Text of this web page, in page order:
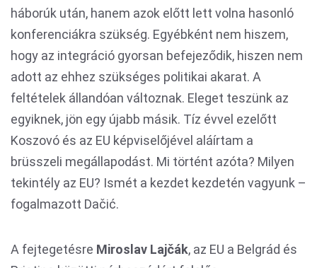
háborúk után, hanem azok előtt lett volna hasonló
konferenciákra szükség. Egyébként nem hiszem,
hogy az integráció gyorsan befejeződik, hiszen nem
adott az ehhez szükséges politikai akarat. A
feltételek állandóan változnak. Eleget teszünk az
egyiknek, jön egy újabb másik. Tíz évvel ezelőtt
Koszovó és az EU képviselőjével aláírtam a
brüsszeli megállapodást. Mi történt azóta? Milyen
tekintély az EU? Ismét a kezdet kezdetén vagyunk –
fogalmazott Dačić.
A fejtegetésre Miroslav Lajčák, az EU a Belgrád és